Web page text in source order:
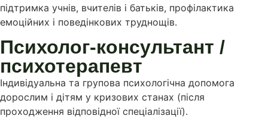
підтримка учнів, вчителів і батьків, профілактика
емоційних і поведінкових труднощів.
Психолог-консультант /
психотерапевт
Індивідуальна та групова психологічна допомога
дорослим і дітям у кризових станах (після
проходження відповідної спеціалізації).